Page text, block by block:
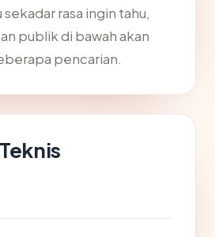
rasa ingin tahu,
publik di bawah akan
pencarian.